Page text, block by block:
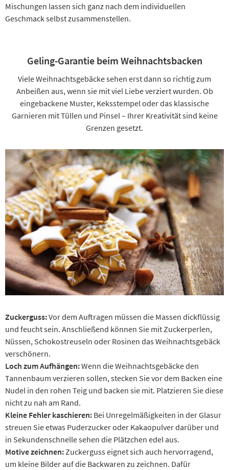
Mischungen lassen sich ganz nach dem individuellen
Geschmack selbst zusammenstellen.
Geling-Garantie beim Weihnachtsbacken
Viele Weihnachtsgebäcke sehen erst dann so richtig zum
Anbeißen aus, wenn sie mit viel Liebe verziert wurden. Ob
eingebackene Muster, Keksstempel oder das klassische
Garnieren mit Tüllen und Pinsel – Ihrer Kreativität sind keine
Grenzen gesetzt.
Zuckerguss:Vor dem Auftragen müssen die Massen dickflüssig
und feucht sein. Anschließend können Sie mit Zuckerperlen,
Nüssen, Schokostreuseln oder Rosinen das Weihnachtsgebäck
verschönern.
Loch zum Aufhängen:Wenn die Weihnachtsgebäcke den
Tannenbaum verzieren sollen, stecken Sie vor dem Backen eine
Nudel in den rohen Teig und backen sie mit. Platzieren Sie diese
nicht zu nah am Rand.
Kleine Fehler kaschieren: Bei Unregelmäßigkeiten in der Glasur
streuen Sie etwas Puderzucker oder Kakaopulver darüber und
in Sekundenschnelle sehen die Plätzchen edel aus.
Motive zeichnen: Zuckerguss eignet sich auch hervorragend,
um kleine Bilder auf die Backwaren zu zeichnen. Dafür